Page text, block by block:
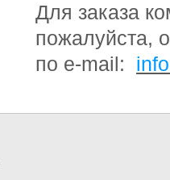
Для заказа
пожалуйста,
по e-mail: